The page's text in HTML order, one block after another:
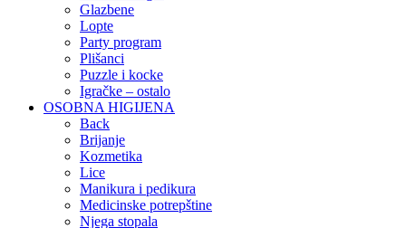
Glazbene
Lopte
Party program
Plišanci
Puzzle i kocke
Igračke – ostalo
OSOBNA HIGIJENA
Back
Brijanje
Kozmetika
Lice
Manikura i pedikura
Medicinske potrepštine
Njega stopala